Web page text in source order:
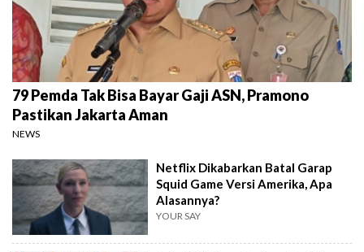
79 Pemda Tak Bisa Bayar Gaji ASN, Pramono
Pastikan Jakarta Aman
NEWS
Netflix Dikabarkan Batal Garap
Squid Game Versi Amerika, Apa
Alasannya?
YOUR SAY